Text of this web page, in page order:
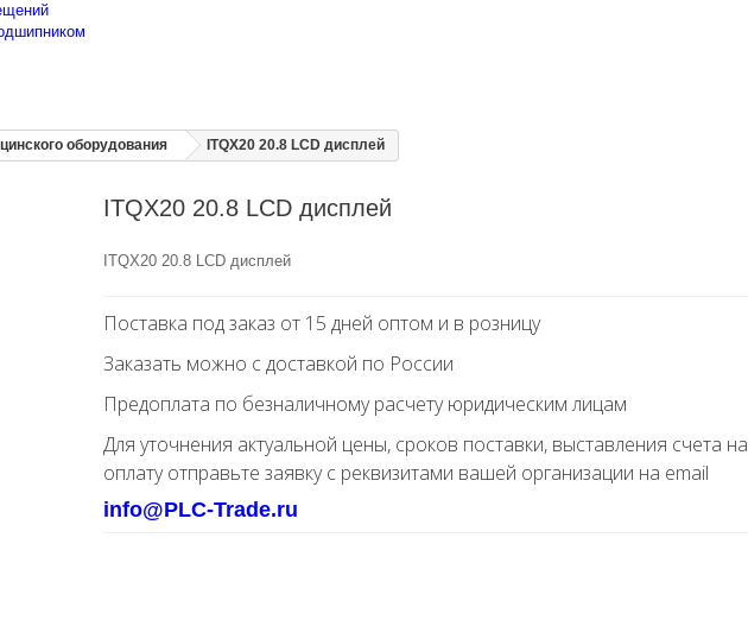
оборудования ITQX20 20.8 LCD дисплей
ITQX20 20.8 LCD дисплей
ITQX20 20.8 LCD дисплей
Поставка под заказ от 15 дней оптом и в розницу
Заказать можно с доставкой по России
Предоплата по безналичному расчету юридическим лицам
Для уточнения актуальной цены, сроков поставки, выставления счета на
оплату отправьте заявку с реквизитами вашей организации на email
info@PLC-Trade.ru